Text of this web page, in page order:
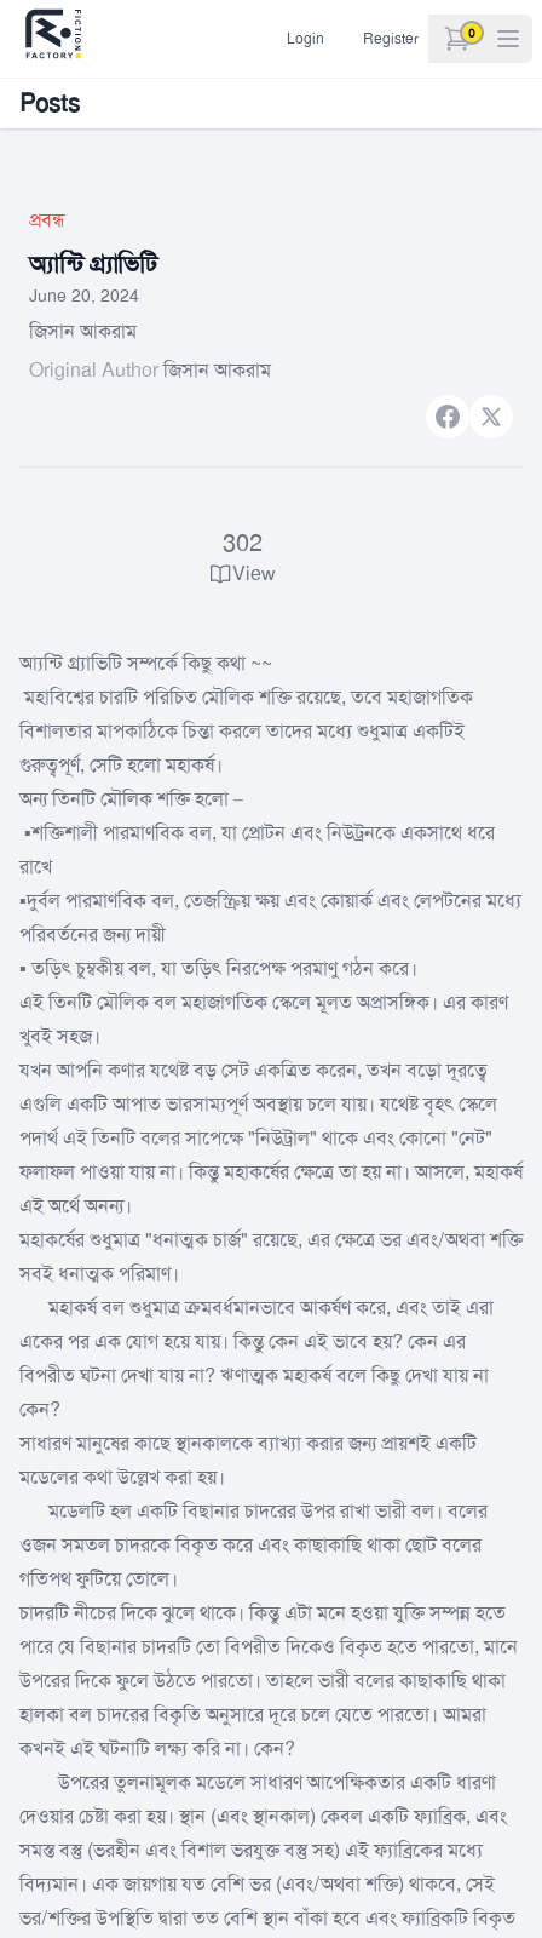
Login Register 0
items in
Posts
প্রবন্ধ
অ্যান্টি গ্র্যাভিটি
June 20, 2024
জিসান আকরাম
Original Authorজিসান আকরাম
Facebook
X
302
View
আ্যন্টি গ্ৰ্যাভিটি সম্পর্কে কিছু কথা ~~
মহাবিশ্বের চারটি পরিচিত মৌলিক শক্তি রয়েছে, তবে মহাজাগতিক
বিশালতার মাপকাঠিকে চিন্তা করলে তাদের মধ্যে শুধুমাত্র একটিই
গুরুত্বপূর্ণ, সেটি হলো মহাকর্ষ।
অন্য তিনটি মৌলিক শক্তি হলো –
▪️শক্তিশালী পারমাণবিক বল, যা প্রোটন এবং নিউট্রনকে একসাথে ধরে
রাখে
▪️দুর্বল পারমাণবিক বল, তেজস্ক্রিয় ক্ষয় এবং কোয়ার্ক এবং লেপটনের মধ্যে
পরিবর্তনের জন্য দায়ী
▪️ তড়িৎ চুম্বকীয় বল, যা তড়িৎ নিরপেক্ষ পরমাণু গঠন করে।
এই তিনটি মৌলিক বল মহাজাগতিক স্কেলে মূলত অপ্রাসঙ্গিক। এর কারণ
খুবই সহজ।
যখন আপনি কণার যথেষ্ট বড় সেট একত্রিত করেন, তখন বড়ো দূরত্বে
এগুলি একটি আপাত ভারসাম্যপূর্ণ অবস্থায় চলে যায়। যথেষ্ট বৃহৎ স্কেলে
পদার্থ এই তিনটি বলের সাপেক্ষে "নিউট্রাল" থাকে এবং কোনো "নেট"
ফলাফল পাওয়া যায় না। কিন্তু মহাকর্ষের ক্ষেত্রে তা হয় না। আসলে, মহাকর্ষ
এই অর্থে অনন্য।
মহাকর্ষের শুধুমাত্র "ধনাত্মক চার্জ" রয়েছে, এর ক্ষেত্রে ভর এবং/অথবা শক্তি
সবই ধনাত্মক পরিমাণ।
মহাকর্ষ বল শুধুমাত্র ক্রমবর্ধমানভাবে আকর্ষণ করে, এবং তাই এরা
একের পর এক যোগ হয়ে যায়। কিন্তু কেন এই ভাবে হয়? কেন এর
বিপরীত ঘটনা দেখা যায় না? ঋণাত্মক মহাকর্ষ বলে কিছু দেখা যায় না
কেন?
সাধারণ মানুষের কাছে স্থানকালকে ব্যাখ্যা করার জন্য প্রায়শই একটি
মডেলের কথা উল্লেখ করা হয়।
মডেলটি হল একটি বিছানার চাদরের উপর রাখা ভারী বল। বলের
ওজন সমতল চাদরকে বিকৃত করে এবং কাছাকাছি থাকা ছোট বলের
গতিপথ ফুটিয়ে তোলে।
চাদরটি নীচের দিকে ঝুলে থাকে। কিন্তু এটা মনে হওয়া যুক্তি সম্পন্ন হতে
পারে যে বিছানার চাদরটি তো বিপরীত দিকেও বিকৃত হতে পারতো, মানে
উপরের দিকে ফুলে উঠতে পারতো। তাহলে ভারী বলের কাছাকাছি থাকা
হালকা বল চাদরের বিকৃতি অনুসারে দূরে চলে যেতে পারতো। আমরা
কখনই এই ঘটনাটি লক্ষ্য করি না। কেন?
উপরের তুলনামূলক মডেলে সাধারণ আপেক্ষিকতার একটি ধারণা
দেওয়ার চেষ্টা করা হয়। স্থান (এবং স্থানকাল) কেবল একটি ফ্যাব্রিক, এবং
সমস্ত বস্তু (ভরহীন এবং বিশাল ভরযুক্ত বস্তু সহ) এই ফ্যাব্রিকের মধ্যে
বিদ্যমান। এক জায়গায় যত বেশি ভর (এবং/অথবা শক্তি) থাকবে, সেই
ভর/শক্তির উপস্থিতি দ্বারা তত বেশি স্থান বাঁকা হবে এবং ফ্যাব্রিকটি বিকৃত